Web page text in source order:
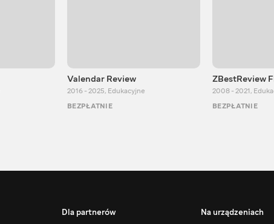
Valendar Review
2016 - 2025, Edukacyjne
BEZPŁATNIE
ZBestReview
2008 - 2021,
BEZPŁATNIE
Dla partnerów Na urządzeniach